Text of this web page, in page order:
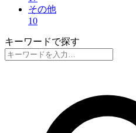
その他
10
キーワードで探す